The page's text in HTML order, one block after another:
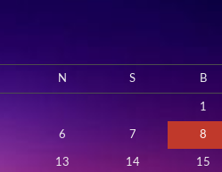
N S B
1
6 7 8
13 14 15